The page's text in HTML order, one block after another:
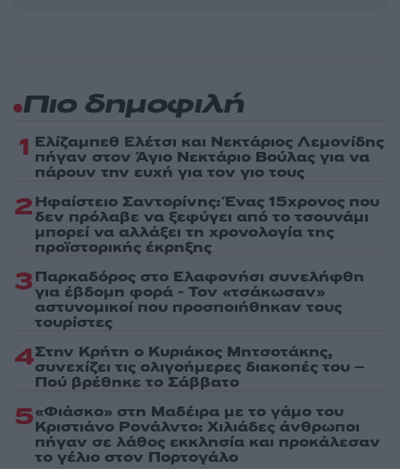
Πιο δημοφιλή
1 Ελίζαμπεθ Ελέτσι και Νεκτάριος Λεμονίδης
πήγαν στον Άγιο Νεκτάριο Βούλας για να
πάρουν την ευχή για τον γιο τους
2Ηφαίστειο Σαντορίνης: Ένας 15χρονος που
δεν πρόλαβε να ξεφύγει από το τσουνάμι
μπορεί να αλλάξει τη χρονολογία της
προϊστορικής έκρηξης
3Παρκαδόρος στο Ελαφονήσι συνελήφθη
για έβδομη φορά - Τον «τσάκωσαν»
αστυνομικοί που προσποιήθηκαν τους
τουρίστες
4Στην Κρήτη ο Κυριάκος Μητσοτάκης,
συνεχίζει τις ολιγοήμερες διακοπές του –
Πού βρέθηκε το Σάββατο
5«Φιάσκο» στη Μαδέιρα με το γάμο του
Κριστιάνο Ρονάλντο: Χιλιάδες άνθρωποι
πήγαν σε λάθος εκκλησία και προκάλεσαν
το γέλιο στον Πορτογάλο